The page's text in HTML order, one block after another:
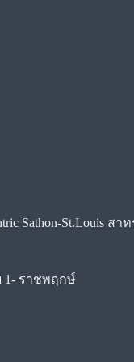
Sathon-St.Louis
1- ราชพฤกษ์